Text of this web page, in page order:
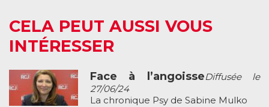
CELA PEUT AUSSI VOUS
INTÉRESSER
Face à l’angoisseDiffusée le
27/06/24
La chronique Psy de Sabine Mulko